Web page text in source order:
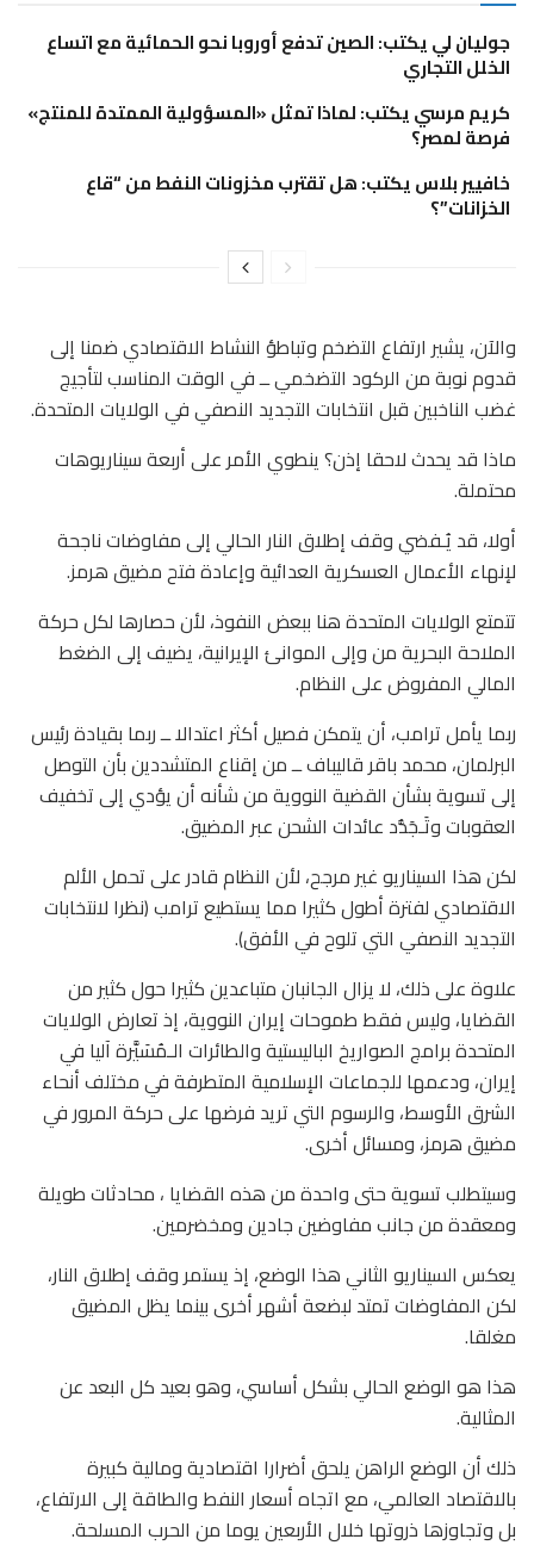
جوليان لي يكتب: الصين تدفع أوروبا نحو الحمائية مع اتساع
الخلل التجاري
كريم مرسي يكتب: لماذا تمثل «المسؤولية الممتدة للمنتج»
فرصة لمصر؟
خافيير بلاس يكتب: هل تقترب مخزونات النفط من “قاع
الخزانات”؟
والآن، يشير ارتفاع التضخم وتباطؤ النشاط الاقتصادي ضمنا إلى
قدوم نوبة من الركود التضخمي ــ في الوقت المناسب لتأجيج
غضب الناخبين قبل انتخابات التجديد النصفي في الولايات المتحدة.
ماذا قد يحدث لاحقا إذن؟ ينطوي الأمر على أربعة سيناريوهات
محتملة.
أولا، قد يُـفضي وقف إطلاق النار الحالي إلى مفاوضات ناجحة
لإنهاء الأعمال العسكرية العدائية وإعادة فتح مضيق هرمز.
تتمتع الولايات المتحدة هنا ببعض النفوذ، لأن حصارها لكل حركة
الملاحة البحرية من وإلى الموانئ الإيرانية، يضيف إلى الضغط
المالي المفروض على النظام.
ربما يأمل ترامب، أن يتمكن فصيل أكثر اعتدالا ــ ربما بقيادة رئيس
البرلمان، محمد باقر قاليباف ــ من إقناع المتشددين بأن التوصل
إلى تسوية بشأن القضية النووية من شأنه أن يؤدي إلى تخفيف
العقوبات وتَـجَدُّد عائدات الشحن عبر المضيق.
لكن هذا السيناريو غير مرجح، لأن النظام قادر على تحمل الألم
الاقتصادي لفترة أطول كثيرا مما يستطيع ترامب (نظرا لانتخابات
التجديد النصفي التي تلوح في الأفق).
علاوة على ذلك، لا يزال الجانبان متباعدين كثيرا حول كثير من
القضايا، وليس فقط طموحات إيران النووية، إذ تعارض الولايات
المتحدة برامج الصواريخ الباليستية والطائرات الـمُسَيَّرة آليا في
إيران، ودعمها للجماعات الإسلامية المتطرفة في مختلف أنحاء
الشرق الأوسط، والرسوم التي تريد فرضها على حركة المرور في
مضيق هرمز، ومسائل أخرى.
وسيتطلب تسوية حتى واحدة من هذه القضايا ، محادثات طويلة
ومعقدة من جانب مفاوضين جادين ومخضرمين.
يعكس السيناريو الثاني هذا الوضع، إذ يستمر وقف إطلاق النار،
لكن المفاوضات تمتد لبضعة أشهر أخرى بينما يظل المضيق
مغلقا.
هذا هو الوضع الحالي بشكل أساسي، وهو بعيد كل البعد عن
المثالية.
ذلك أن الوضع الراهن يلحق أضرارا اقتصادية ومالية كبيرة
بالاقتصاد العالمي، مع اتجاه أسعار النفط والطاقة إلى الارتفاع،
بل وتجاوزها ذروتها خلال الأربعين يوما من الحرب المسلحة.